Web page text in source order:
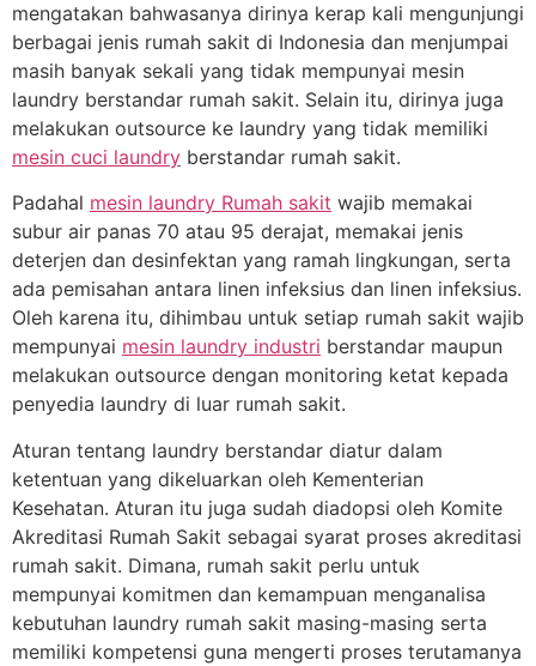
mengatakan bahwasanya dirinya kerap kali mengunjungi
berbagai jenis rumah sakit di Indonesia dan menjumpai
masih banyak sekali yang tidak mempunyai mesin
laundry berstandar rumah sakit. Selain itu, dirinya juga
melakukan outsource ke laundry yang tidak memiliki
mesin cuci laundry berstandar rumah sakit.
Padahal mesin laundry Rumah sakit wajib memakai
subur air panas 70 atau 95 derajat, memakai jenis
deterjen dan desinfektan yang ramah lingkungan, serta
ada pemisahan antara linen infeksius dan linen infeksius.
Oleh karena itu, dihimbau untuk setiap rumah sakit wajib
mempunyai mesin laundry industri berstandar maupun
melakukan outsource dengan monitoring ketat kepada
penyedia laundry di luar rumah sakit.
Aturan tentang laundry berstandar diatur dalam
ketentuan yang dikeluarkan oleh Kementerian
Kesehatan. Aturan itu juga sudah diadopsi oleh Komite
Akreditasi Rumah Sakit sebagai syarat proses akreditasi
rumah sakit. Dimana, rumah sakit perlu untuk
mempunyai komitmen dan kemampuan menganalisa
kebutuhan laundry rumah sakit masing-masing serta
memiliki kompetensi guna mengerti proses terutamanya